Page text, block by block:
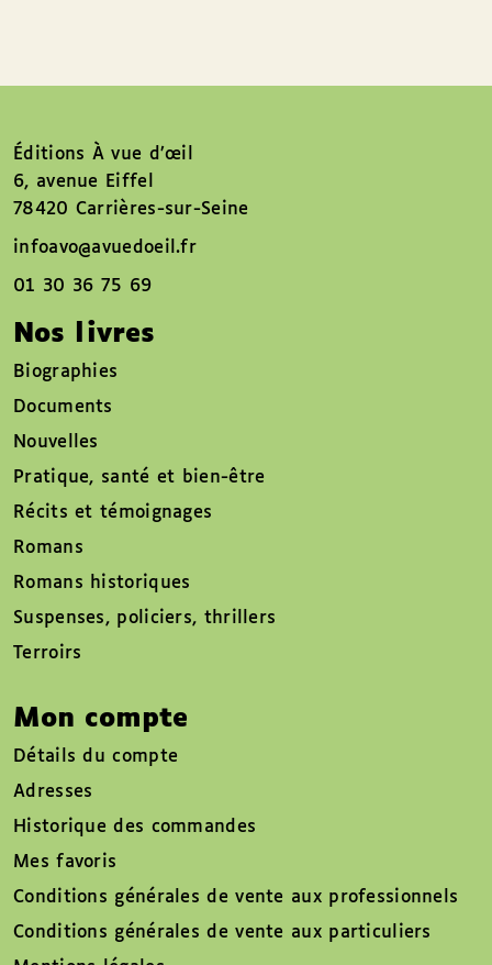
Éditions À vue d’œil
6, avenue Eiffel
78420 Carrières-sur-Seine
infoavo@avuedoeil.fr
01 30 36 75 69
Nos livres
Biographies
Documents
Nouvelles
Pratique, santé et bien-être
Récits et témoignages
Romans
Romans historiques
Suspenses, policiers, thrillers
Terroirs
Mon compte
Détails du compte
Adresses
Historique des commandes
Mes favoris
Conditions générales de vente aux professionnels
Conditions générales de vente aux particuliers